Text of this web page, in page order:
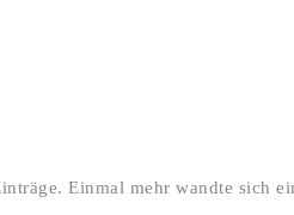
Einmal mehr wandte sich